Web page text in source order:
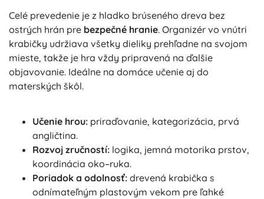
Celé prevedenie je z hladko brúseného dreva bez
ostrých hrán pre bezpečné hranie. Organizér vo vnútri
krabičky udržiava všetky dieliky prehľadne na svojom
mieste, takže je hra vždy pripravená na ďalšie
objavovanie. Ideálne na domáce učenie aj do
materských škôl.
Učenie hrou: priraďovanie, kategorizácia, prvá
angličtina.
Rozvoj zručností: logika, jemná motorika prstov,
koordinácia oko–ruka.
Poriadok a odolnosť: drevená krabička s
odnímateľným plastovým vekom pre ľahké